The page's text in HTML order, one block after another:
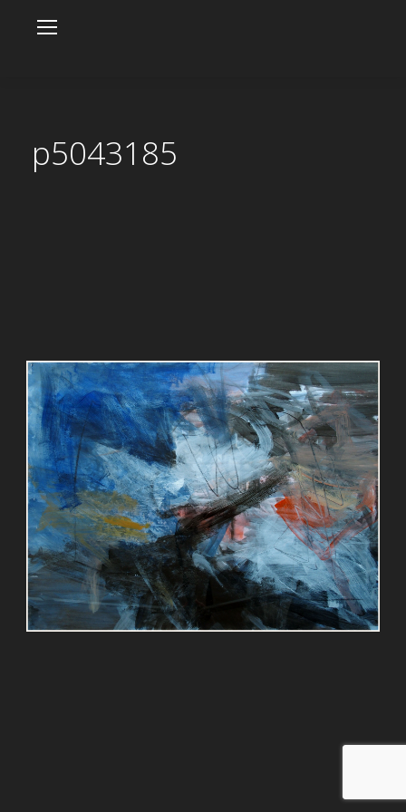
p5043185